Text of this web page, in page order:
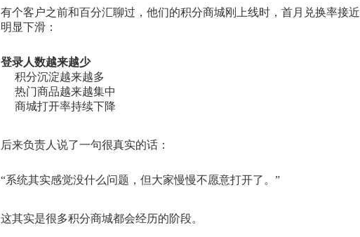
有个客户之前和百分汇聊过，他们的积分商城刚上线时，首月兑换率接
明显下滑：
登录人数越来越少
积分沉淀越来越多
热门商品越来越集中
商城打开率持续下降
后来负责人说了一句很真实的话：
“系统其实感觉没什么问题，但大家慢慢不愿意打开了。”
这其实是很多积分商城都会经历的阶段。